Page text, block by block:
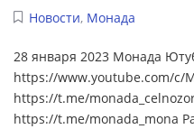
Новости, Монада
28 января 2023 Монада
https://www.youtube.com/c/
https://t.me/
https://t.me/monada_mona